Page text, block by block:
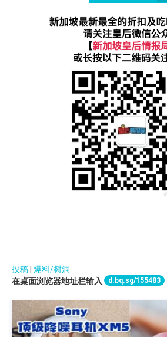
投稿 爆料/树洞
在桌面浏览器地址栏输入
d.bq.sg/155483